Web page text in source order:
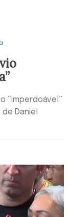
“imperdoável”
Daniel